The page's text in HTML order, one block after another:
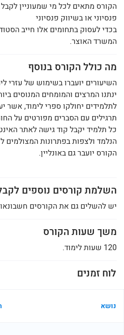
הקורס מתאים לכל מי שמעוניין לקבל
פנסיוני או בשיווק פנסיוני
בכדי לעסוק בתחומים אלו חייב
המשרד האוצר.
מה כולל הקורס בנוסף
השיעורים יועברו בשימוש של עזרי
ינתנו המרצים והמומחים המנוסים
לתלמידים יחולקו ספרי לימוד, אשר
תרגילים עם הסברים מפורטים על
כל תלמיד יקבל קוד גישה לאתר
הנלמד ולצפות בפתרונות המצולמים
הקורס יועבר גם באונליין.
השלמת קורסים נוספים
יש להשלים גם את הקורסים
משך שעות הקורס
120 שעות לימוד.
לוח זמנים
נושא